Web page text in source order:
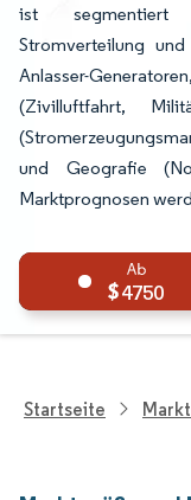
ist segmentiert
Stromverteilung
Anlasser-
(Zivilluftfahrt,
und Geografie
Marktprognosen
4750
Startseite